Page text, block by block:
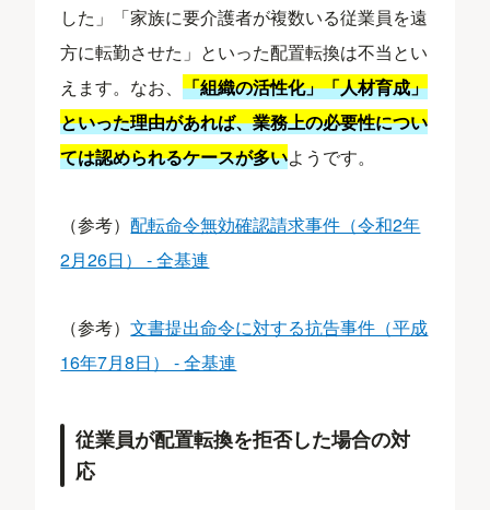
した」「家族に要介護者が複数いる従業員を遠
方に転勤させた」といった配置転換は不当とい
えます。なお、「組織の活性化」「人材育成」
といった理由があれば、業務上の必要性につい
ては認められるケースが多いようです。
（参考）配転命令無効確認請求事件（令和2年
2月26日） - 全基連
（参考）文書提出命令に対する抗告事件（平成
16年7月8日） - 全基連
従業員が配置転換を拒否した場合の対
応